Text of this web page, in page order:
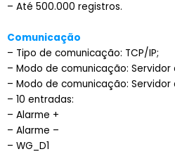
– Até 500.000 registros.
Comunicação
– Tipo de comunicação: TCP/IP;
– Modo de comunicação: Servidor
– Modo de comunicação: Servidor
– 10 entradas:
– Alarme +
– Alarme –
– WG_D1